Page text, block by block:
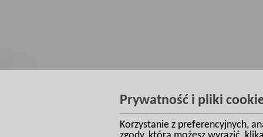
Prywatność i pliki
Korzystanie z preferencyjnych,